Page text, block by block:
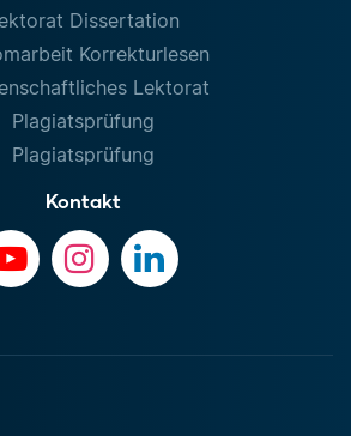
Dissertation
Korrekturlesen
Lektorat
Plagiatsprüfung
Plagiatsprüfung
Kontakt